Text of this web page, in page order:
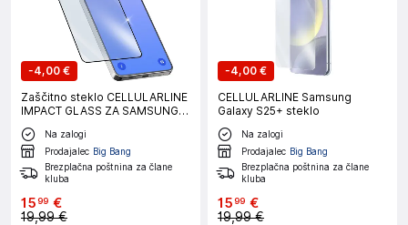
-4,00 €
Zaščitno steklo CELLULARLINE
IMPACT GLASS ZA SAMSUNG
GALAXY S26 ULTRA
Na zalogi
Prodajalec Big Bang
Brezplačna poštnina za člane
kluba
1599 €
19,99 €
-4,00 €
CELLULARLINE Samsung
Galaxy S25+ steklo
Na zalogi
Prodajalec Big Bang
Brezplačna poštnina za člane
kluba
1599 €
19,99 €